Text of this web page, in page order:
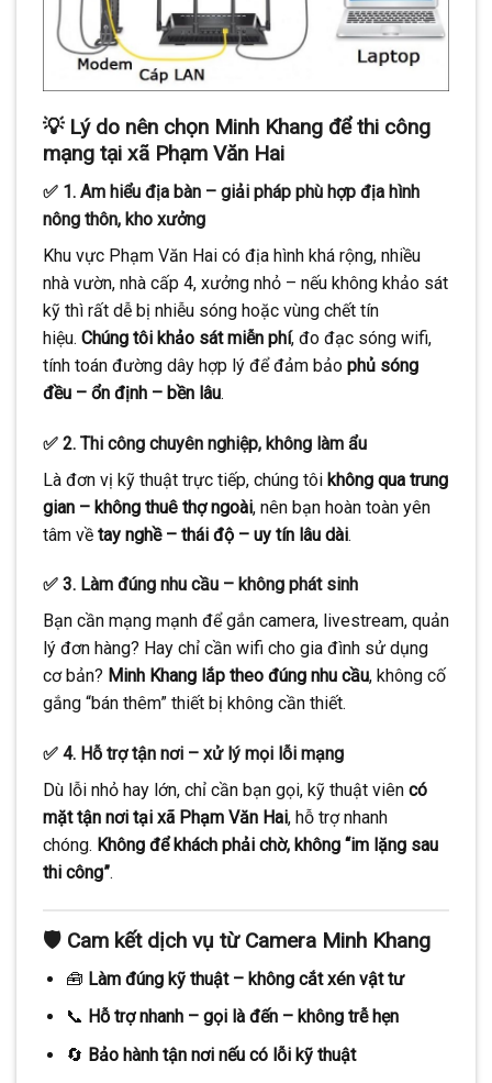
💡 Lý do nên chọn Minh Khang để thi công
mạng tại xã Phạm Văn Hai
✅ 1. Am hiểu địa bàn – giải pháp phù hợp địa hình
nông thôn, kho xưởng
Khu vực Phạm Văn Hai có địa hình khá rộng, nhiều
nhà vườn, nhà cấp 4, xưởng nhỏ – nếu không khảo sát
kỹ thì rất dễ bị nhiễu sóng hoặc vùng chết tín
hiệu. Chúng tôi khảo sát miễn phí, đo đạc sóng wifi,
tính toán đường dây hợp lý để đảm bảo phủ sóng
đều – ổn định – bền lâu.
✅ 2. Thi công chuyên nghiệp, không làm ẩu
Là đơn vị kỹ thuật trực tiếp, chúng tôi không qua trung
gian – không thuê thợ ngoài, nên bạn hoàn toàn yên
tâm về tay nghề – thái độ – uy tín lâu dài.
✅ 3. Làm đúng nhu cầu – không phát sinh
Bạn cần mạng mạnh để gắn camera, livestream, quản
lý đơn hàng? Hay chỉ cần wifi cho gia đình sử dụng
cơ bản? Minh Khang lắp theo đúng nhu cầu, không cố
gắng “bán thêm” thiết bị không cần thiết.
✅ 4. Hỗ trợ tận nơi – xử lý mọi lỗi mạng
Dù lỗi nhỏ hay lớn, chỉ cần bạn gọi, kỹ thuật viên có
mặt tận nơi tại xã Phạm Văn Hai, hỗ trợ nhanh
chóng. Không để khách phải chờ, không “im lặng sau
thi công”.
🛡️ Cam kết dịch vụ từ Camera Minh Khang
🧰 Làm đúng kỹ thuật – không cắt xén vật tư
📞 Hỗ trợ nhanh – gọi là đến – không trễ hẹn
🔄 Bảo hành tận nơi nếu có lỗi kỹ thuật